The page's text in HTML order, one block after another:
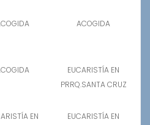
ACOGIDA
EUCARISTÍA EN
PRRQ.SANTA CRUZ
EN
EUCARISTÍA EN